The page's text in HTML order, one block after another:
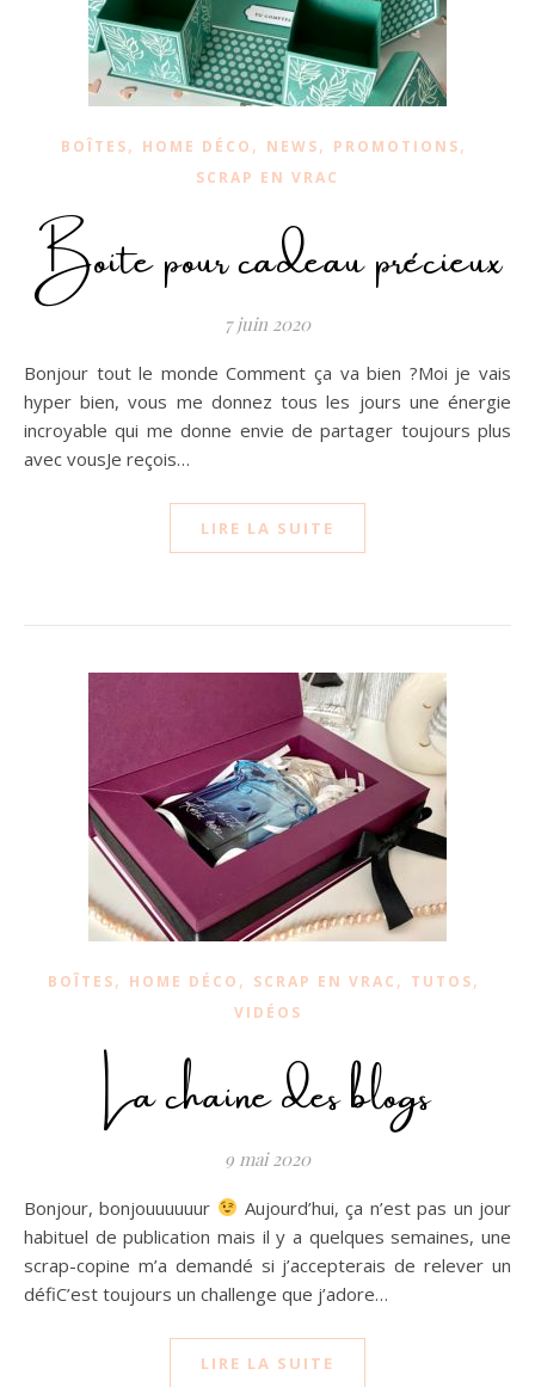
BOÎTES, HOME DÉCO , NEWS, PROMOTIONS,
SCRAP EN VRAC
Boite pour cadeau précieux
7 juin 2020
Bonjour tout le monde Comment ça va bien ?Moi je vais
hyper bien, vous me donnez tous les jours une énergie
incroyable qui me donne envie de partager toujours plus
avec vousJe reçois…
LIRE LA SUITE
BOÎTES, HOME DÉCO , SCRAP EN VRAC , TUTOS,
VIDÉOS
La chaine des blogs
9 mai 2020
Bonjour, bonjouuuuuur
Aujourd’hui, ça n’est pas un jour
habituel de publication mais il y a quelques semaines, une
scrap-copine m’a demandé si j’accepterais de relever un
défiC’est toujours un challenge que j’adore…
LIRE LA SUITE